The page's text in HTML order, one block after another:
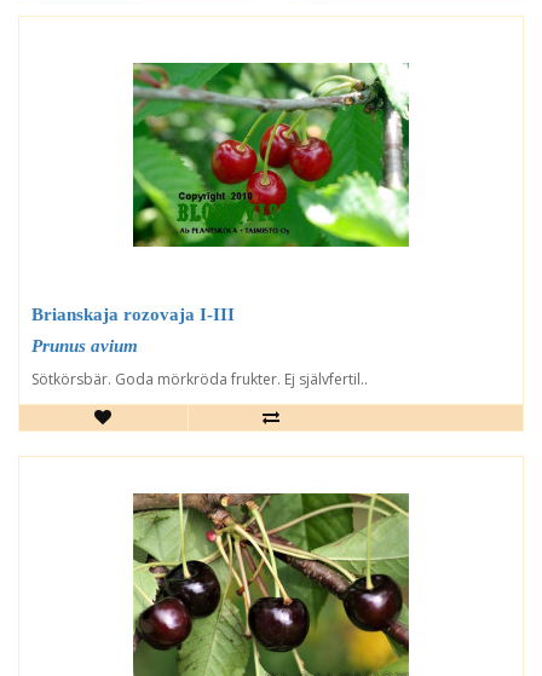
Brianskaja rozovaja I-III
Prunus avium
Sötkörsbär. Goda mörkröda frukter. Ej självfertil..